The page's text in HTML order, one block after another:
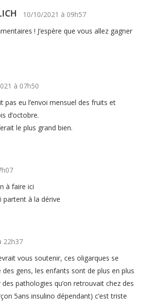
10/10/2021 à 09h57
! J’espère que vous allez gagner
à 07h50
pas eu l’envoi mensuel des fruits et
d’octobre.
le plus grand bien.
à faire ici
partent à la dérive
22h37
vous soutenir, ces oligarques se
gens, les enfants sont de plus en plus
pathologies qu’on retrouvait chez des
5ans insulino dépendant) c’est triste